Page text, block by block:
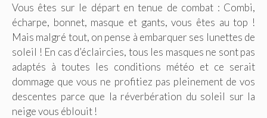
Vous êtes sur le départ en tenue de combat : Combi,
écharpe, bonnet, masque et gants, vous êtes au top !
Mais malgré tout, on pense à embarquer ses lunettes de
soleil ! En cas d’éclaircies, tous les masques ne sont pas
adaptés à toutes les conditions météo et ce serait
dommage que vous ne profitiez pas pleinement de vos
descentes parce que la réverbération du soleil sur la
neige vous éblouit !